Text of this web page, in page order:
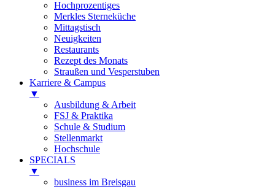
Hochprozentiges
Merkles Sterneküche
Mittagstisch
Neuigkeiten
Restaurants
Rezept des Monats
Straußen und Vesperstuben
Karriere & Campus
▼
Ausbildung & Arbeit
FSJ & Praktika
Schule & Studium
Stellenmarkt
Hochschule
SPECIALS
▼
business im Breisgau